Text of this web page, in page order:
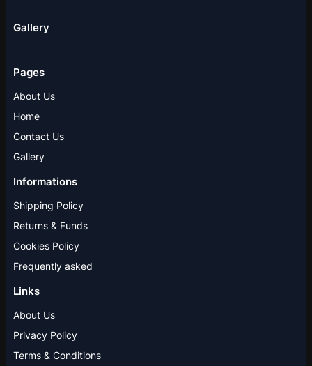
Gallery
Pages
About Us
Home
Contact Us
Gallery
Informations
Shipping Policy
Returns & Funds
Cookies Policy
Frequently asked
Links
About Us
Privacy Policy
Terms & Conditions